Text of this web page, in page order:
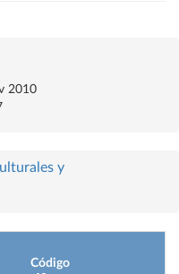
2010
y
Código